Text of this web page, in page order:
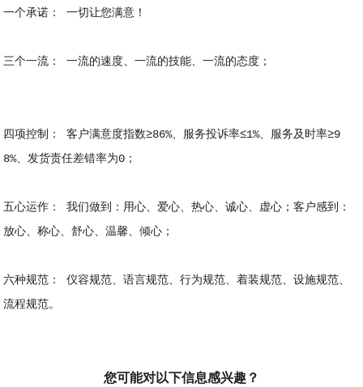
一个承诺： 一切让您满意！
三个一流： 一流的速度、一流的技能、一流的态度；
四项控制： 客户满意度指数≥86%、服务投诉率≤1%、服务及时率≥9
8%、发货责任差错率为0；
五心运作： 我们做到：用心、爱心、热心、诚心、虚心；客户感到：
放心、称心、舒心、温馨、倾心；
六种规范： 仪容规范、语言规范、行为规范、着装规范、设施规范、
流程规范。
您可能对以下信息感兴趣？